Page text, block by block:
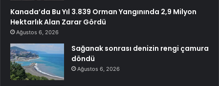
Kanada’da Bu Yıl 3.839 Orman Yangınında 2,9 Milyon
Hektarlık Alan Zarar Gördü
Ağustos 6, 2026
Sağanak sonrası denizin rengi çamura
döndü
Ağustos 6, 2026